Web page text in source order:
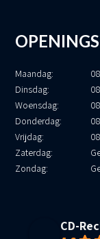
Maandag:
Dinsdag:
Woensdag:
Donderdag:
Vrijdag:
Zaterdag:
Zondag:
CD-